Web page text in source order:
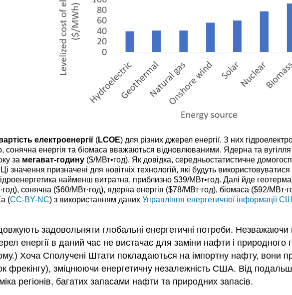
електроенергії(LCOE) для різних джерел енергії. З них
сонячна енергія та біомаса вважаються відновлюваними. Ядерна та
за мегават-годину ($/МВт•год). Як довідка, середньостатистичне
Ці значення призначені для новітніх технологій, які будуть
найменш витратна, приблизно $39/МВт•год. Далі йде
сонячна ($60/МВт·год), ядерна енергія ($78/МВт·год), біомаса ($92/
(CC-BY-NC) з використанням данихУправління енергетичної інформації
задовольняти глобальні енергетичні потреби.
енергії в даний час не вистачає для заміни нафти і
Хоча Сполучені Штати покладаються на імпортну нафту, вони
фрекінгу), зміцнюючи енергетичну незалежність США. Від
регіонів, багатих запасами нафти та природних запасів.